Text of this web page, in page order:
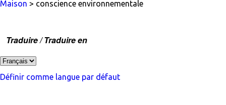
Maison > conscience environnementale
Traduire / Traduire en
Définir comme langue par défaut